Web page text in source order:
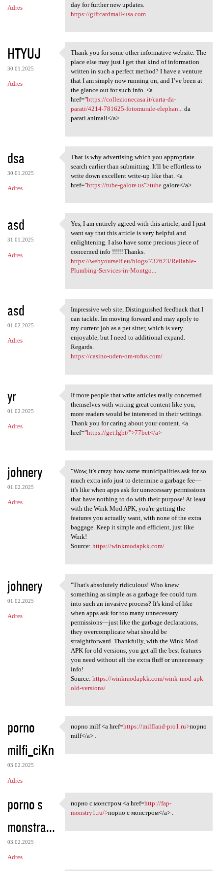
Adres
day for further new updates.
https://giftcardmall-usa.com
HTYUJ
30.01.2025
Adres
Thank you for some other
Thank you for some other informative website. The
place else may just I get that kind of information
written in such a perfect method? I have a venture
that I am simply now running on, and I’ve been at
the glance out for such info. <a
href="https://collezionecasa.it/carta-da-
parati/4214-781625-fotomurale-elephan...da
parati animali</a>
dsa
30.01.2025
Adres
That is why advertising which
That is why advertising which you appropriate
search earlier than submitting. It'll be effortless to
write down excellent write-up like that. <a
href="https://tube-galore.us">tubegalore</a>
asd
31.01.2025
Adres
Yes, I am entirely agreed
Yes, I am entirely agreed with this article, and I just
want say that this article is very helpful and
enlightening. I also have some precious piece of
concerned info !!!!!!Thanks.
https://webyourself.eu/blogs/732623/Reliable-
Plumbing-Services-in-Montgo...
asd
01.02.2025
Adres
Impressive web site,
Impressive web site, Distinguished feedback that I
can tackle. Im moving forward and may apply to
my current job as a pet sitter, which is very
enjoyable, but I need to additional expand.
Regards.
https://casino-uden-om-rofus.com/
yr
01.02.2025
Adres
If more people that write
If more people that write articles really concerned
themselves with writing great content like you,
more readers would be interested in their writings.
Thank you for caring about your content. <a
href="https://get.lgbt/">77bet</a>
johnery
01.02.2025
Adres
"Wow, it's crazy how some
"Wow, it's crazy how some municipalities ask for so
much extra info just to determine a garbage fee—
it's like when apps ask for unnecessary permissions
that have nothing to do with their purpose! At least
with the Wink Mod APK, you're getting the
features you actually want, with none of the extra
baggage. Keep it simple and efficient, just like
Wink!
Source: https://winkmodapkk.com/
johnery
01.02.2025
Adres
"That's absolutely ridiculous
"That's absolutely ridiculous! Who knew
something as simple as a garbage fee could turn
into such an invasive process? It's kind of like
when apps ask for too many unnecessary
permissions—just like the garbage declarations,
they overcomplicate what should be
straightforward. Thankfully, with the Wink Mod
APK for old versions, you get all the best features
you need without all the extra fluff or unnecessary
info!
Source: https://winkmodapkk.com/wink-mod-apk-
old-versions/
porno
milfi_ciKn
03.02.2025
Adres
порно milf <a href=https:/
порно milf <a href=https://milfland-pro1.ru>порно
milf</a> .
porno s
monstra...
03.02.2025
Adres
порно с монстром <a href=http
порно с монстром <a href=http://fap-
monstry1.ru/>порно с монстром</a> .